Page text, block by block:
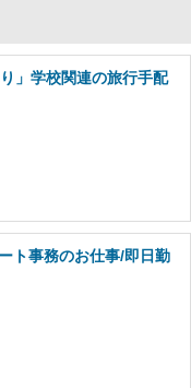
」学校関連の旅行手配
ト事務のお仕事/即日勤